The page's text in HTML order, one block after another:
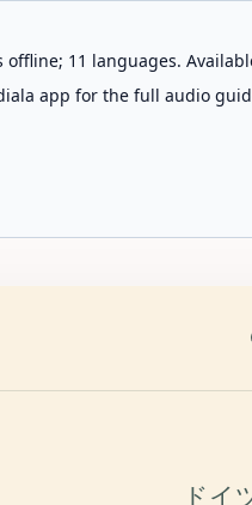
11 languages.
app for the full audio
ドイ